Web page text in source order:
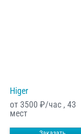
Higer
от 3500 ₽/час , 43
мест